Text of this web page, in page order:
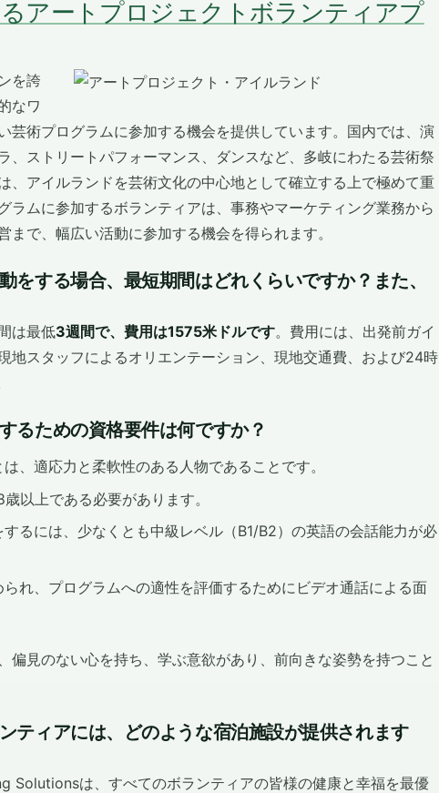
アートプロジェクトボランティアプ
を誇
なワ
芸術プログラムに参加する機会を提供しています。国内では、演
、ストリートパフォーマンス、ダンスなど、多岐にわたる芸術祭
、アイルランドを芸術文化の中心地として確立する上で極めて重
ラムに参加するボランティアは、事務やマーケティング業務から
で、幅広い活動に参加する機会を得られます。
をする場合、最短期間はどれくらいですか？また、
は最低3週間で、費用は1575米ドルです。費用には、出発前ガイ
地スタッフによるオリエンテーション、現地交通費、および24時
るための資格要件は何ですか？
、適応力と柔軟性のある人物であることです。
以上である必要があります。
るには、少なくとも中級レベル（B1/B2）の英語の会話能力が必
れ、プログラムへの適性を評価するためにビデオ通話による面
偏見のない心を持ち、学ぶ意欲があり、前向きな姿勢を持つこと
ティアには、どのような宿泊施設が提供されます
Solutionsは、すべてのボランティアの皆様の健康と幸福を最優